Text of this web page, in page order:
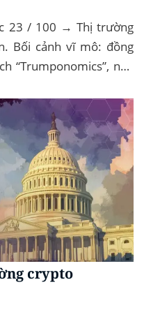
23 / 100 → Thị trường
Bối cảnh vĩ mô: đồng
“Trumponomics”, nhà
crypto